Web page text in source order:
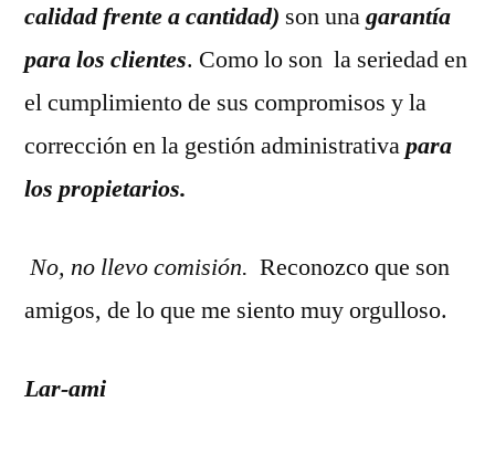
calidad frente a cantidad) son unagarantía
para los clientes. Como lo son la seriedad en
el cumplimiento de sus compromisos y la
corrección en la gestión administrativapara
los propietarios.
No, no llevo comisión. Reconozco que son
amigos, de lo que me siento muy orgulloso.
Lar-ami